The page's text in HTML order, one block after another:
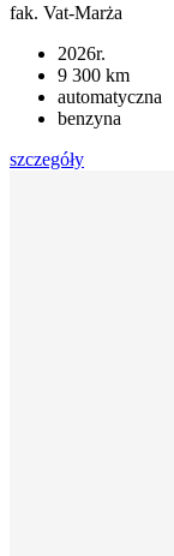
fak. Vat-Marża
2026r.
9 300 km
automatyczna
benzyna
szczegóły